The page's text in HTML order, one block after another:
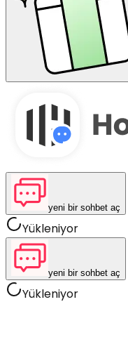
yeni bir sohbet aç
Yükleniyor
yeni bir sohbet aç
Yükleniyor